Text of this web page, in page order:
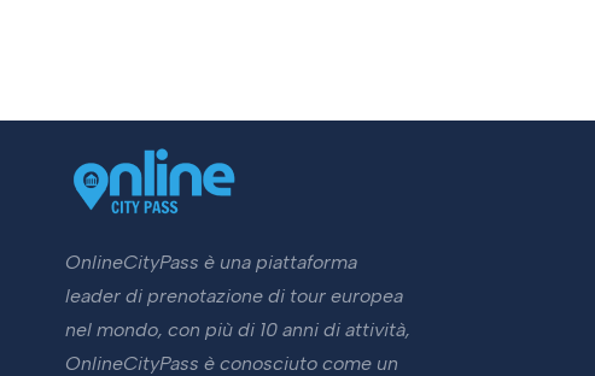
OnlineCityPass è una piattaforma
leader di prenotazione di tour europea
nel mondo, con più di 10 anni di attività,
OnlineCityPass è conosciuto come un